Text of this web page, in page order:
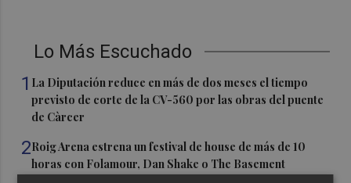
Lo Más Escuchado
1 La Diputación reduce en más de dos meses el tiempo
previsto de corte de la CV-560 por las obras del puente
de Càrcer
2Roig Arena estrena un festival de house de más de 10
horas con Folamour, Dan Shake o The Basement